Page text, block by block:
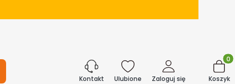
Kontakt Ulubione Zaloguj się Koszyk